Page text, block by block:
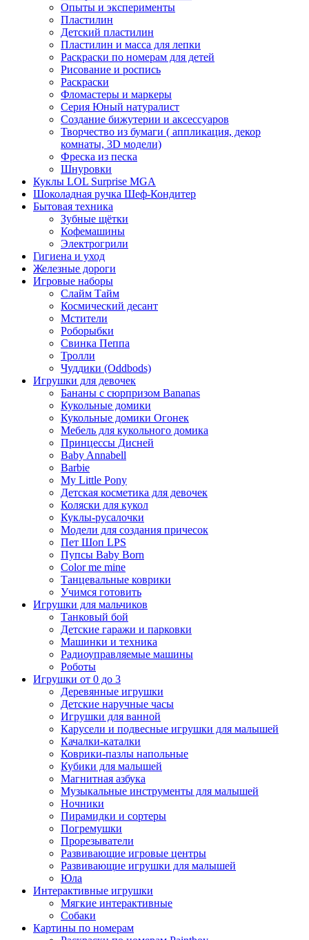
Опыты и эксперименты
Пластилин
Детский пластилин
Пластилин и масса для лепки
Раскраски по номерам для детей
Рисование и роспись
Раскраски
Фломастеры и маркеры
Серия Юный натуралист
Создание бижутерии и аксессуаров
Творчество из бумаги ( аппликация, декор
комнаты, 3D модели)
Фреска из песка
Шнуровки
Куклы LOL Surprise MGA
Шоколадная ручка Шеф-Кондитер
Бытовая техника
Зубные щётки
Кофемашины
Электрогрили
Гигиена и уход
Железные дороги
Игровые наборы
Слайм Тайм
Космический десант
Мстители
Роборыбки
Свинка Пеппа
Тролли
Чуддики (Oddbods)
Игрушки для девочек
Бананы с сюрпризом Bananas
Кукольные домики
Кукольные домики Огонек
Мебель для кукольного домика
Принцессы Дисней
Baby Annabell
Barbie
My Little Pony
Детская косметика для девочек
Коляски для кукол
Куклы-русалочки
Модели для создания причесок
Пет Шоп LPS
Пупсы Baby Born
Сolor me mine
Танцевальные коврики
Учимся готовить
Игрушки для мальчиков
Танковый бой
Детские гаражи и парковки
Машинки и техника
Радиоуправляемые машины
Роботы
Игрушки от 0 до 3
Деревянные игрушки
Детские наручные часы
Игрушки для ванной
Карусели и подвесные игрушки для малышей
Качалки-каталки
Коврики-пазлы напольные
Кубики для малышей
Магнитная азбука
Музыкальные инструменты для малышей
Ночники
Пирамидки и сортеры
Погремушки
Прорезыватели
Развивающие игровые центры
Развивающие игрушки для малышей
Юла
Интерактивные игрушки
Мягкие интерактивные
Собаки
Картины по номерам